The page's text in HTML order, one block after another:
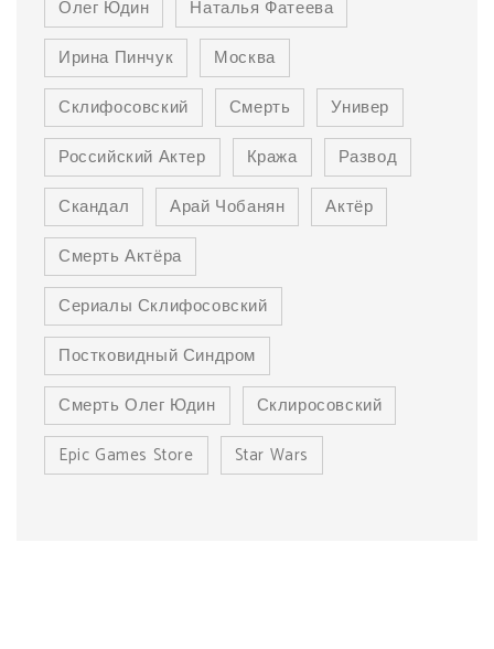
Олег Юдин
Наталья Фатеева
Ирина Пинчук
Москва
Склифосовский
Смерть
Универ
Российский Актер
Кража
Развод
Скандал
Арай Чобанян
Актёр
Смерть Актёра
Сериалы Склифосовский
Постковидный Синдром
Смерть Олег Юдин
Склиросовский
Epic Games Store
Star Wars